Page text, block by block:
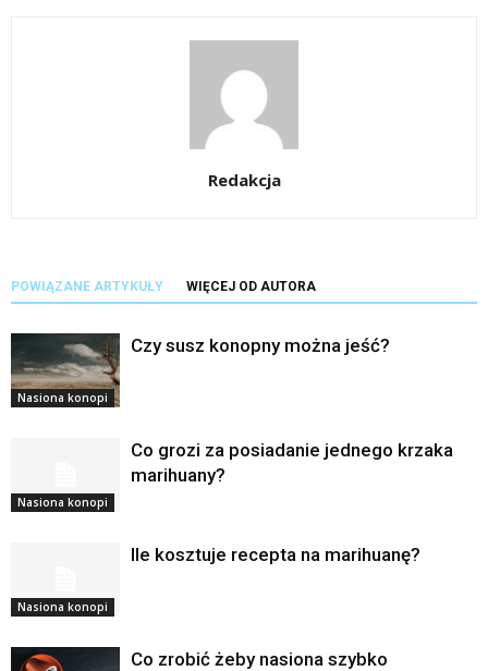
Redakcja
POWIĄZANE ARTYKUŁY WIĘCEJ OD AUTORA
Nasiona konopi
Czy susz konopny można jeść?
Nasiona konopi
Co grozi za posiadanie jednego krzaka
marihuany?
Nasiona konopi
Ile kosztuje recepta na marihuanę?
Co zrobić żeby nasiona szybko